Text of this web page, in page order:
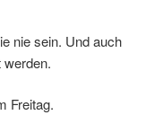
nie sein. Und auch
Freitag.